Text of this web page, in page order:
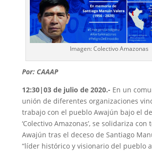
Imagen: Colectivo Amazonas
Por: CAAAP
12:30|03 de julio de 2020.- En un
unión de diferentes organizaciones
trabajo con el pueblo Awajún bajo el
‘Colectivo Amazonas’, se solidariza
Awajún tras el deceso de Santiago
“líder histórico y visionario del pueblo